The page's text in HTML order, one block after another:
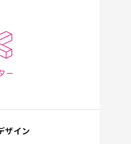
ザイン